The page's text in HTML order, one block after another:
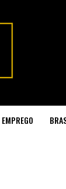
EMPREGO